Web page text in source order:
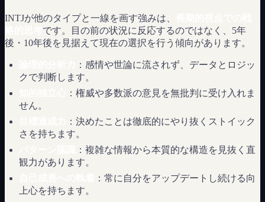
INTJが他のタイプと一線を画す強みは、
です。目の前の状況に反応するのではなく、5年
後・10年後を見据えて現在の選択を行う傾向があります。
：感情や世論に流されず、データとロジッ
クで判断します。
：権威や多数派の意見を無批判に受け入れま
せん。
：決めたことは徹底的にやり抜くストイック
さを持ちます。
：複雑な情報から本質的な構造を見抜く直
観力があります。
：常に自分をアップデートし続ける向
上心を持ちます。